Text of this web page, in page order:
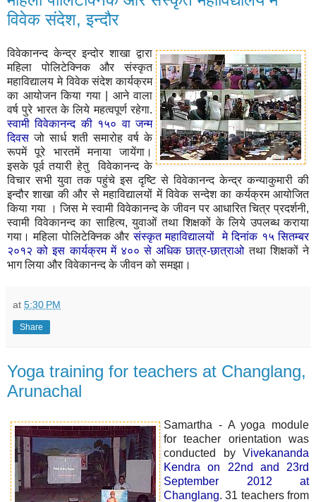
विवेक संदेश, इन्दौर
विवेकानन्द केन्द्र इन्दोर शाखा द्वारा
महिला पोलिटेक्निक और संस्कृत
महाविद्यालय मे विवेक संदेश कार्यक्रम
का आयोजन किया गया | आने वाला
वर्ष पुरे भारत के लिये महत्वपूर्ण रहेगा.
स्वामी विवेकानन्द की १५० वा जन्म
दिवस जो सार्ध शती समारोह वर्ष के
रूपमें पूरे भारतमें मनाया जायेंगा।
इसके पूर्व तयारी हेतु विवेकानन्द के
विचार सभी युवा तक पहुंचे इस दृष्टि से विवेकानन्द केन्द्र कन्याकुमारी की
इन्दौर शाखा की और से महाविद्यालयों में विवेक सन्देश का कर्यक्रम आयोजित
किया गया । जिस मे स्वामी विवेकानन्द के जीवन पर आधारित चित्र प्रदर्शनी,
स्वामी विवेकानन्द का साहित्य, युवाओं तथा शिक्षकों के लिये उपलब्ध कराया
गया। महिला पोलिटेक्निक औरसंस्कृत महाविद्यालयों मे दिनांक १५ सितम्बर
२०१२ को इस कार्यक्रम में ४०० से अधिक छात्र-छात्राओतथा शिक्षकों ने
भाग लिया और विवेकानन्द के जीवन को समझा।
at 5:30 PM
Share
Yoga training for teachers at Changlang,
Arunachal
Samartha - A yoga module
for teacher orientation was
conducted by Vivekananda
Kendra on 22nd and 23rd
September 2012 at
Changlang. 31 teachers from